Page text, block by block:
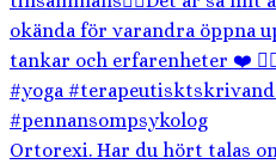
Ortorexi. Har du hört talas